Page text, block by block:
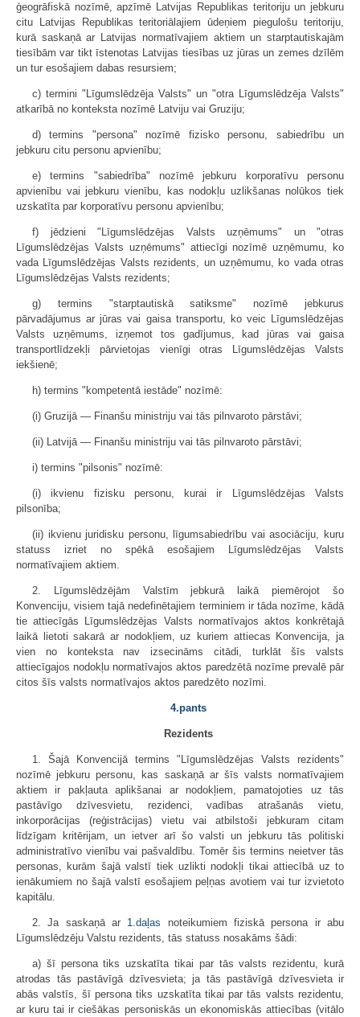
ģeogrāfiskā nozīmē, apzīmē Latvijas Republikas teritoriju un jebkuru
citu Latvijas Republikas teritoriālajiem ūdeņiem piegulošu teritoriju,
kurā saskaņā ar Latvijas normatīvajiem aktiem un starptautiskajām
tiesībām var tikt īstenotas Latvijas tiesības uz jūras un zemes dzīlēm
un tur esošajiem dabas resursiem;
c) termini "Līgumslēdzēja Valsts" un "otra Līgumslēdzēja Valsts"
atkarībā no konteksta nozīmē Latviju vai Gruziju;
d) termins "persona" nozīmē fizisko personu, sabiedrību un
jebkuru citu personu apvienību;
e) termins "sabiedrība" nozīmē jebkuru korporatīvu personu
apvienību vai jebkuru vienību, kas nodokļu uzlikšanas nolūkos tiek
uzskatīta par korporatīvu personu apvienību;
f) jēdzieni "Līgumslēdzējas Valsts uzņēmums" un "otras
Līgumslēdzējas Valsts uzņēmums" attiecīgi nozīmē uzņēmumu, ko
vada Līgumslēdzējas Valsts rezidents, un uzņēmumu, ko vada otras
Līgumslēdzējas Valsts rezidents;
g) termins "starptautiskā satiksme" nozīmē jebkurus
pārvadājumus ar jūras vai gaisa transportu, ko veic Līgumslēdzējas
Valsts uzņēmums, izņemot tos gadījumus, kad jūras vai gaisa
transportlīdzekļi pārvietojas vienīgi otras Līgumslēdzējas Valsts
iekšienē;
h) termins "kompetentā iestāde" nozīmē:
(i) Gruzijā — Finanšu ministriju vai tās pilnvaroto pārstāvi;
(ii) Latvijā — Finanšu ministriju vai tās pilnvaroto pārstāvi;
i) termins "pilsonis" nozīmē:
(i) ikvienu fizisku personu, kurai ir Līgumslēdzējas Valsts
pilsonība;
(ii) ikvienu juridisku personu, līgumsabiedrību vai asociāciju, kuru
statuss izriet no spēkā esošajiem Līgumslēdzējas Valsts
normatīvajiem aktiem.
2. Līgumslēdzējām Valstīm jebkurā laikā piemērojot šo
Konvenciju, visiem tajā nedefinētajiem terminiem ir tāda nozīme, kādā
tie attiecīgās Līgumslēdzējas Valsts normatīvajos aktos konkrētajā
laikā lietoti sakarā ar nodokļiem, uz kuriem attiecas Konvencija, ja
vien no konteksta nav izsecināms citādi, turklāt šīs valsts
attiecīgajos nodokļu normatīvajos aktos paredzētā nozīme prevalē pār
citos šīs valsts normatīvajos aktos paredzēto nozīmi.
4.pants
Rezidents
1. Šajā Konvencijā termins "Līgumslēdzējas Valsts rezidents"
nozīmē jebkuru personu, kas saskaņā ar šīs valsts normatīvajiem
aktiem ir pakļauta aplikšanai ar nodokļiem, pamatojoties uz tās
pastāvīgo dzīvesvietu, rezidenci, vadības atrašanās vietu,
inkorporācijas (reģistrācijas) vietu vai atbilstoši jebkuram citam
līdzīgam kritērijam, un ietver arī šo valsti un jebkuru tās politiski
administratīvo vienību vai pašvaldību. Tomēr šis termins neietver tās
personas, kurām šajā valstī tiek uzlikti nodokļi tikai attiecībā uz to
ienākumiem no šajā valstī esošajiem peļņas avotiem vai tur izvietoto
kapitālu.
2. Ja saskaņā ar 1.daļas noteikumiem fiziskā persona ir abu
Līgumslēdzēju Valstu rezidents, tās statuss nosakāms šādi:
a) šī persona tiks uzskatīta tikai par tās valsts rezidentu, kurā
atrodas tās pastāvīgā dzīvesvieta; ja tās pastāvīgā dzīvesvieta ir
abās valstīs, šī persona tiks uzskatīta tikai par tās valsts rezidentu,
ar kuru tai ir ciešākas personiskās un ekonomiskās attiecības (vitālo